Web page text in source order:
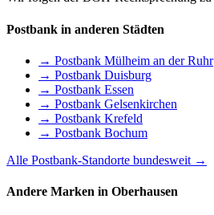
Postbank in anderen Städten
→ Postbank Mülheim an der Ruhr
→ Postbank Duisburg
→ Postbank Essen
→ Postbank Gelsenkirchen
→ Postbank Krefeld
→ Postbank Bochum
Alle Postbank-Standorte bundesweit →
Andere Marken in Oberhausen